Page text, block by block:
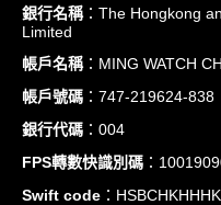
銀行名稱：The Hongkong
Limited
帳戶名稱：MING WATCH
帳戶號碼 ：747-219624-838
銀行代碼 ：004
FPS轉數快識別碼 ：
Swift code ：